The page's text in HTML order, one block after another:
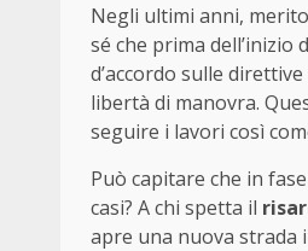
Negli ultimi anni,
sé che prima
d’accordo sulle
libertà di manovra.
seguire i lavori così
Può capitare che in
casi? A chi spetta il
apre una nuova strada